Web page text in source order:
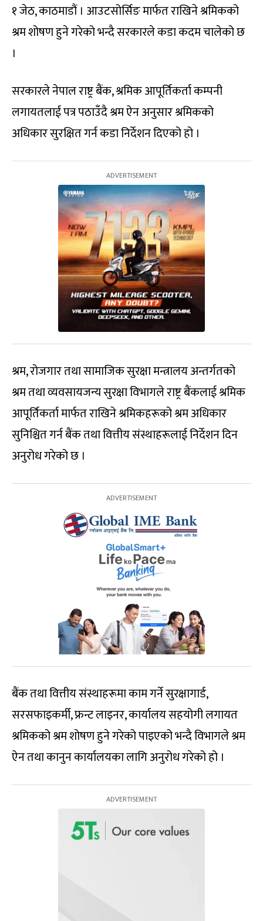
१ जेठ, काठमाडौं । आउटसोर्सिङ मार्फत राखिने श्रमिकको
श्रम शोषण हुने गरेको भन्दै सरकारले कडा कदम चालेको छ
।
सरकारले नेपाल राष्ट्र बैंक, श्रमिक आपूर्तिकर्ता कम्पनी
लगायतलाई पत्र पठाउँदै श्रम ऐन अनुसार श्रमिकको
अधिकार सुरक्षित गर्न कडा निर्देशन दिएको हो ।
श्रम, रोजगार तथा सामाजिक सुरक्षा मन्त्रालय अन्तर्गतको
श्रम तथा व्यवसायजन्य सुरक्षा विभागले राष्ट्र बैंकलाई श्रमिक
आपूर्तिकर्ता मार्फत राखिने श्रमिकहरूको श्रम अधिकार
सुनिश्चित गर्न बैंक तथा वित्तीय संस्थाहरूलाई निर्देशन दिन
अनुरोध गरेको छ ।
बैंक तथा वित्तीय संस्थाहरूमा काम गर्ने सुरक्षागार्ड,
सरसफाइकर्मी, फ्रन्ट लाइनर, कार्यालय सहयोगी लगायत
श्रमिकको श्रम शोषण हुने गरेको पाइएको भन्दै विभागले श्रम
ऐन तथा कानुन कार्यालयका लागि अनुरोध गरेको हो ।